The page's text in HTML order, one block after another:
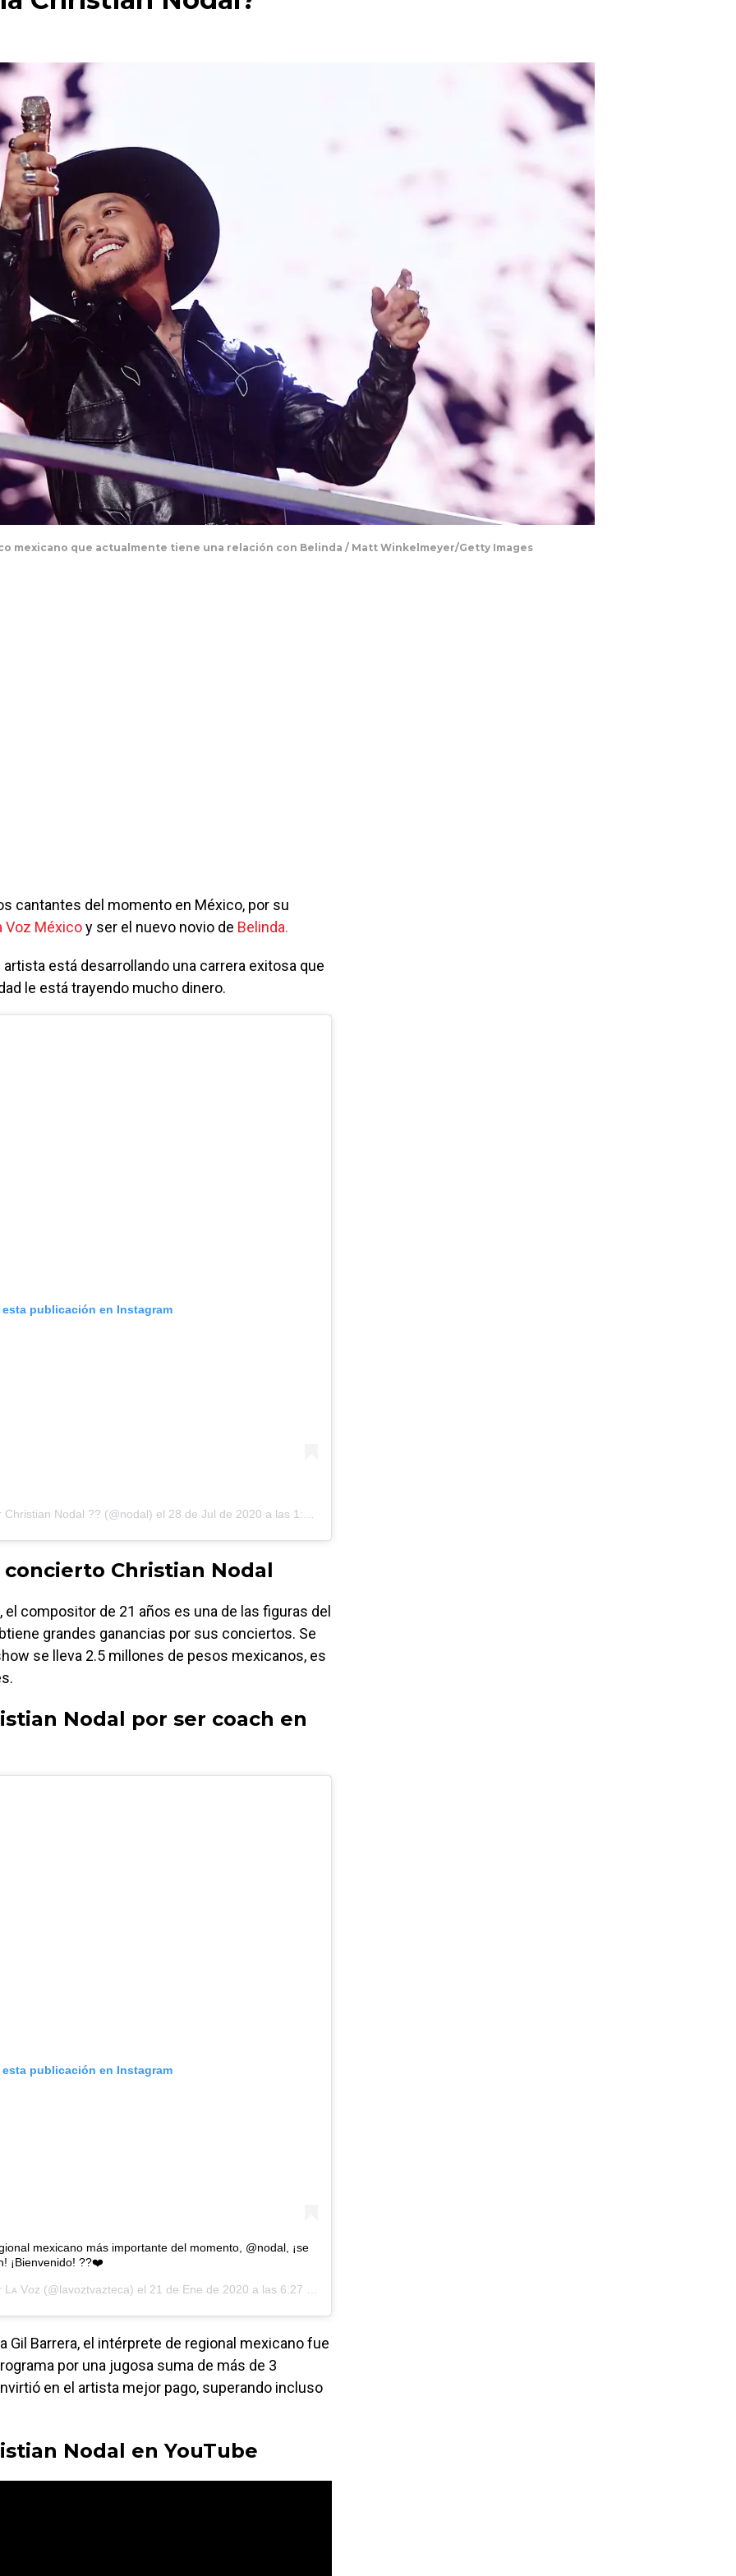
mexicano que actualmente tiene una relación con Belinda / Matt Winkelmeyer/Getty Images
cantantes del momento en México, por su
Voz Méxicoy ser el nuevo novio de Belinda.
está desarrollando una carrera exitosa que
le está trayendo mucho dinero.
esta publicación en Instagram
Christian Nodal ?? (@nodal) el 28 de Jul de 2020 a las 1:39 PDT
Christian Nodal
el compositor de 21 años es una de las figuras del
grandes ganancias por sus conciertos. Se
se lleva 2.5 millones de pesos mexicanos, es
Nodal por ser coach en
esta publicación en Instagram
mexicano más importante del momento, @nodal, ¡se
¡Bienvenido! ??❤️
Lᴀ Vᴏᴢ (@lavoztvazteca) el 21 de Ene de 2020 a las 6:27 PST
Gil Barrera, el intérprete de regional mexicano fue
por una jugosa suma de más de 3
en el artista mejor pago, superando incluso
Nodal en YouTube